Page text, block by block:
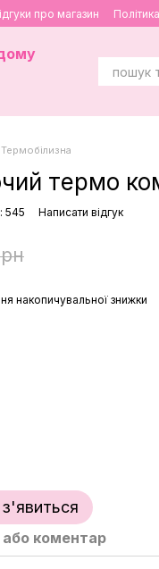
про магазин
Термобілизна
термо
545 Написати відгук
накопичувальної знижки
або коментар